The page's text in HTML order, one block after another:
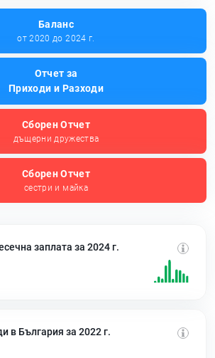
Баланс
от 2020 до 2024 г.
Отчет за
Приходи и Разходи
Сборен Отчет
дъщерни дружества
Сборен Отчет
сестри и майка
заплата за 2024 г.
в България за 2022 г.